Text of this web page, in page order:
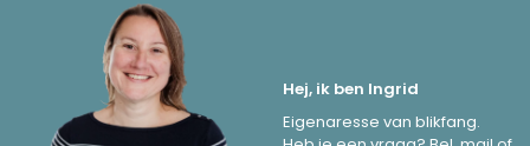
Hej, ik ben Ingrid
Eigenaresse van blikfang.